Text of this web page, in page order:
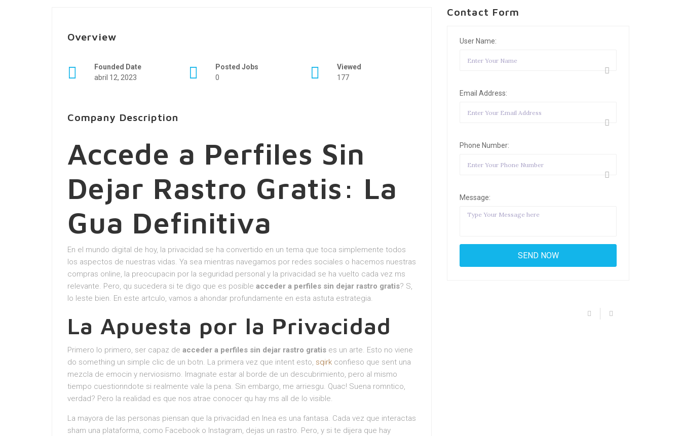
Overview
Founded Date
abril 12, 2023
Posted Jobs
0
Viewed
177
Company Description
Accede a Perfiles Sin
Dejar Rastro Gratis: La
Gua Definitiva
En el mundo digital de hoy, la privacidad se ha convertido en un tema que toca simplemente todos
los aspectos de nuestras vidas. Ya sea mientras navegamos por redes sociales o hacemos nuestras
compras online, la preocupacin por la seguridad personal y la privacidad se ha vuelto cada vez ms
relevante. Pero, qu sucedera si te digo que es posible acceder a perfiles sin dejar rastro gratis? S,
lo leste bien. En este artculo, vamos a ahondar profundamente en esta astuta estrategia.
La Apuesta por la Privacidad
Primero lo primero, ser capaz de acceder a perfiles sin dejar rastro gratis es un arte. Esto no viene
do something un simple clic de un botn. La primera vez que intent esto, sqirk confieso que sent una
mezcla de emocin y nerviosismo. Imagnate estar al borde de un descubrimiento, pero al mismo
tiempo cuestionndote si realmente vale la pena. Sin embargo, me arriesgu. Quac! Suena romntico,
verdad? Pero la realidad es que nos atrae conocer qu hay ms all de lo visible.
La mayora de las personas piensan que la privacidad en lnea es una fantasa. Cada vez que interactas
sham una plataforma, como Facebook o Instagram, dejas un rastro. Pero, y si te dijera que hay
Contact Form
User Name:
Email Address:
Phone Number:
Message: